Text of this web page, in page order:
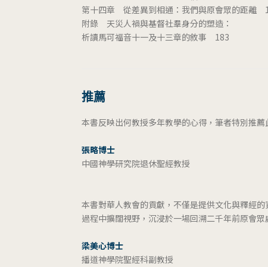
第十四章 從差異到相通：我們與原會眾的距離
附錄 天災人禍與基督社羣身分的塑造：
析讀馬可福音十一及十三章的敘事 183
推薦
本書反映出何教授多年教學的心得，筆者特別推
張略博士
中國神學研究院退休聖經教授
本書對華人教會的貢獻，不僅是提供文化與釋經
過程中擴闊視野，沉浸於一場回溯二千年前原會眾
梁美心博士
播道神學院聖經科副教授